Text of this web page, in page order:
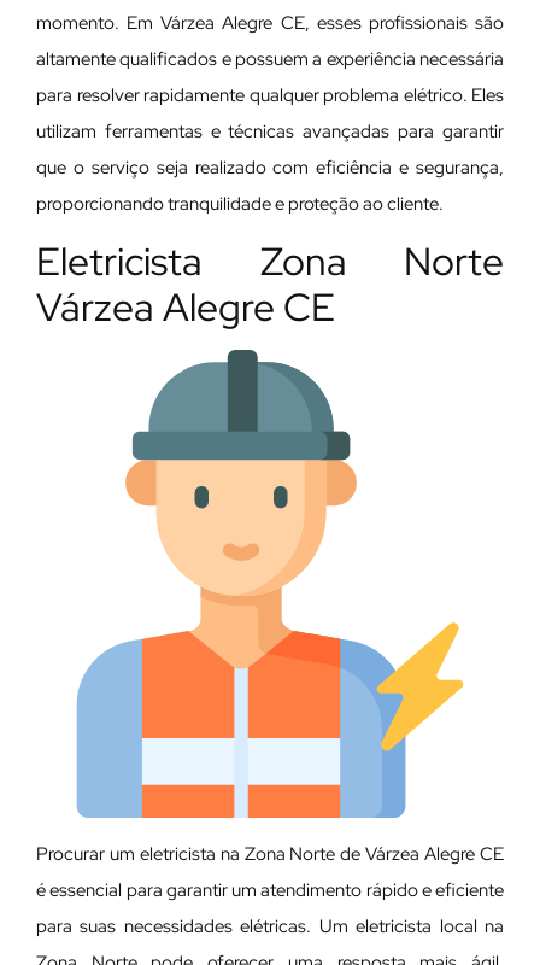
momento. Em Várzea Alegre CE, esses profissionais são
altamente qualificados e possuem a experiência necessária
para resolver rapidamente qualquer problema elétrico. Eles
utilizam ferramentas e técnicas avançadas para garantir
que o serviço seja realizado com eficiência e segurança,
proporcionando tranquilidade e proteção ao cliente.
Eletricista Zona Norte
Várzea Alegre CE
Procurar um eletricista na Zona Norte de Várzea Alegre CE
é essencial para garantir um atendimento rápido e eficiente
para suas necessidades elétricas. Um eletricista local na